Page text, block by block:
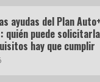
ayudas del Plan
quién puede
hay que cumplir